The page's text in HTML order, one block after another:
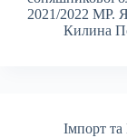
2021/2022 МР.
Килина
Імпорт